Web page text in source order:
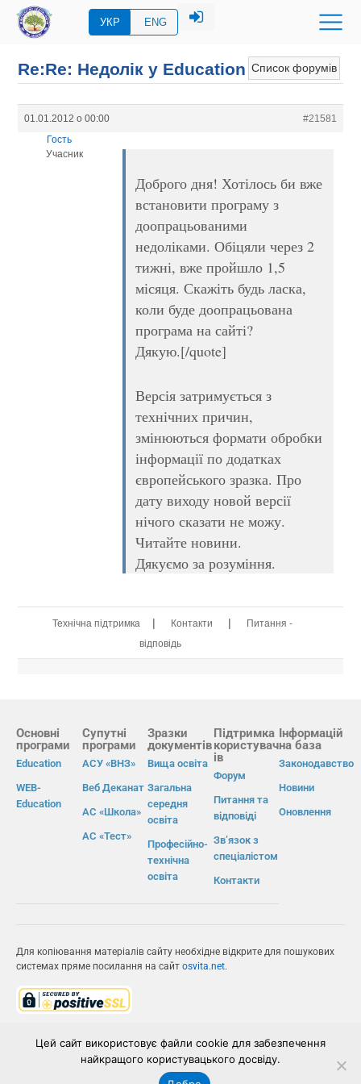
УКР ENG
Список форумів
Re:Re: Недолік у Education
01.01.2012 о 00:00
#21581
Гость
Учасник
Доброго дня! Хотілось би вже
встановити програму з
доопрацьованими
недоліками. Обіцяли через 2
тижні, вже пройшло 1,5
місяця. Скажіть будь ласка,
коли буде доопрацьована
програма на сайті?
Дякую.[/quote]
Версія затримується з
технічних причин,
змінюються формати обробки
інформації по додатках
європейського зразка. Про
дату виходу новой версії
нічого сказати не можу.
Читайте новини.
Дякуємо за розуміння.
Технічна підтримка | Контакти |
Питання -
відповідь
Основні
програми
Education
WEB-
Education
Супутні
програми
АСУ «ВНЗ»
Веб Деканат
АС «Школа»
АС «Тест»
Зразки
документів
Вища освіта
Загальна
середня
освіта
Професійно-
технічна
освіта
Підтримка
користувач
ів
Форум
Питання та
відповіді
Зв’язок з
спеціалістом
Контакти
Інформацій
на база
Законодавство
Новини
Оновлення
Для копіювання матеріалів сайту необхідне відкрите для пошукових
системах пряме посилання на сайт osvita.net.
ІВС «ОСВІТА»
Цей сайт використовує файли cookie для забезпечення
найкращого користувацького досвіду.